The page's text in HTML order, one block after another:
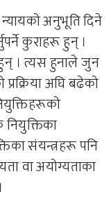
अनुभूति दिने
कुराहरू हुन् ।
। त्यस हुनाले जुन
अघि बढेको
नियुक्तिका
संयन्त्रहरू पनि
वा अयोग्यताका